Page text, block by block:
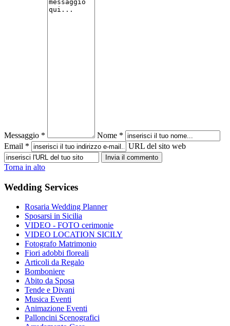
Messaggio *
Nome *
Email *
URL del sito web
Torna in alto
Wedding Services
Rosaria Wedding Planner
Sposarsi in Sicilia
VIDEO - FOTO cerimonie
VIDEO LOCATION SICILY
Fotografo Matrimonio
Fiori adobbi floreali
Articoli da Regalo
Bomboniere
Abito da Sposa
Tende e Divani
Musica Eventi
Animazione Eventi
Palloncini Scenografici